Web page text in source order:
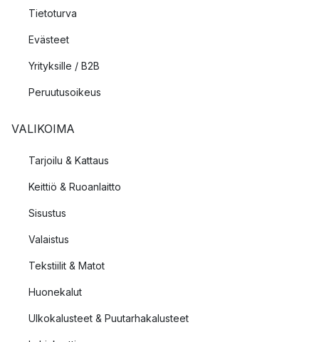
Tietoturva
Evästeet
Yrityksille / B2B
Peruutusoikeus
VALIKOIMA
Tarjoilu & Kattaus
Keittiö & Ruoanlaitto
Sisustus
Valaistus
Tekstiilit & Matot
Huonekalut
Ulkokalusteet & Puutarhakalusteet